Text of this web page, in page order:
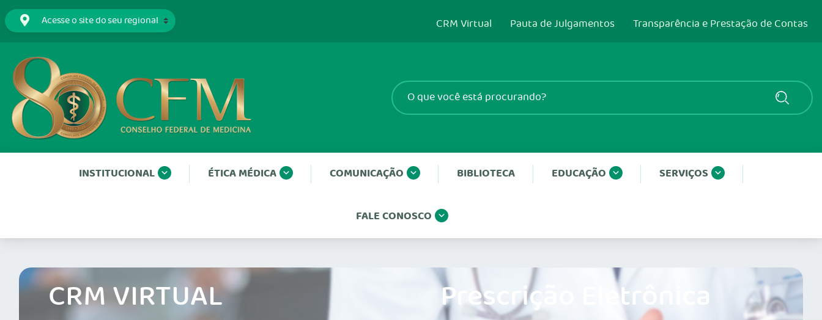
CRM Virtual Pauta de Julgamentos Transparência e Prestação de Contas
INSTITUCIONAL ÉTICA MÉDICA COMUNICAÇÃO BIBLIOTECA EDUCAÇÃO SERVIÇOS
FALE CONOSCO
CRM VIRTUAL Prescrição Eletrônica